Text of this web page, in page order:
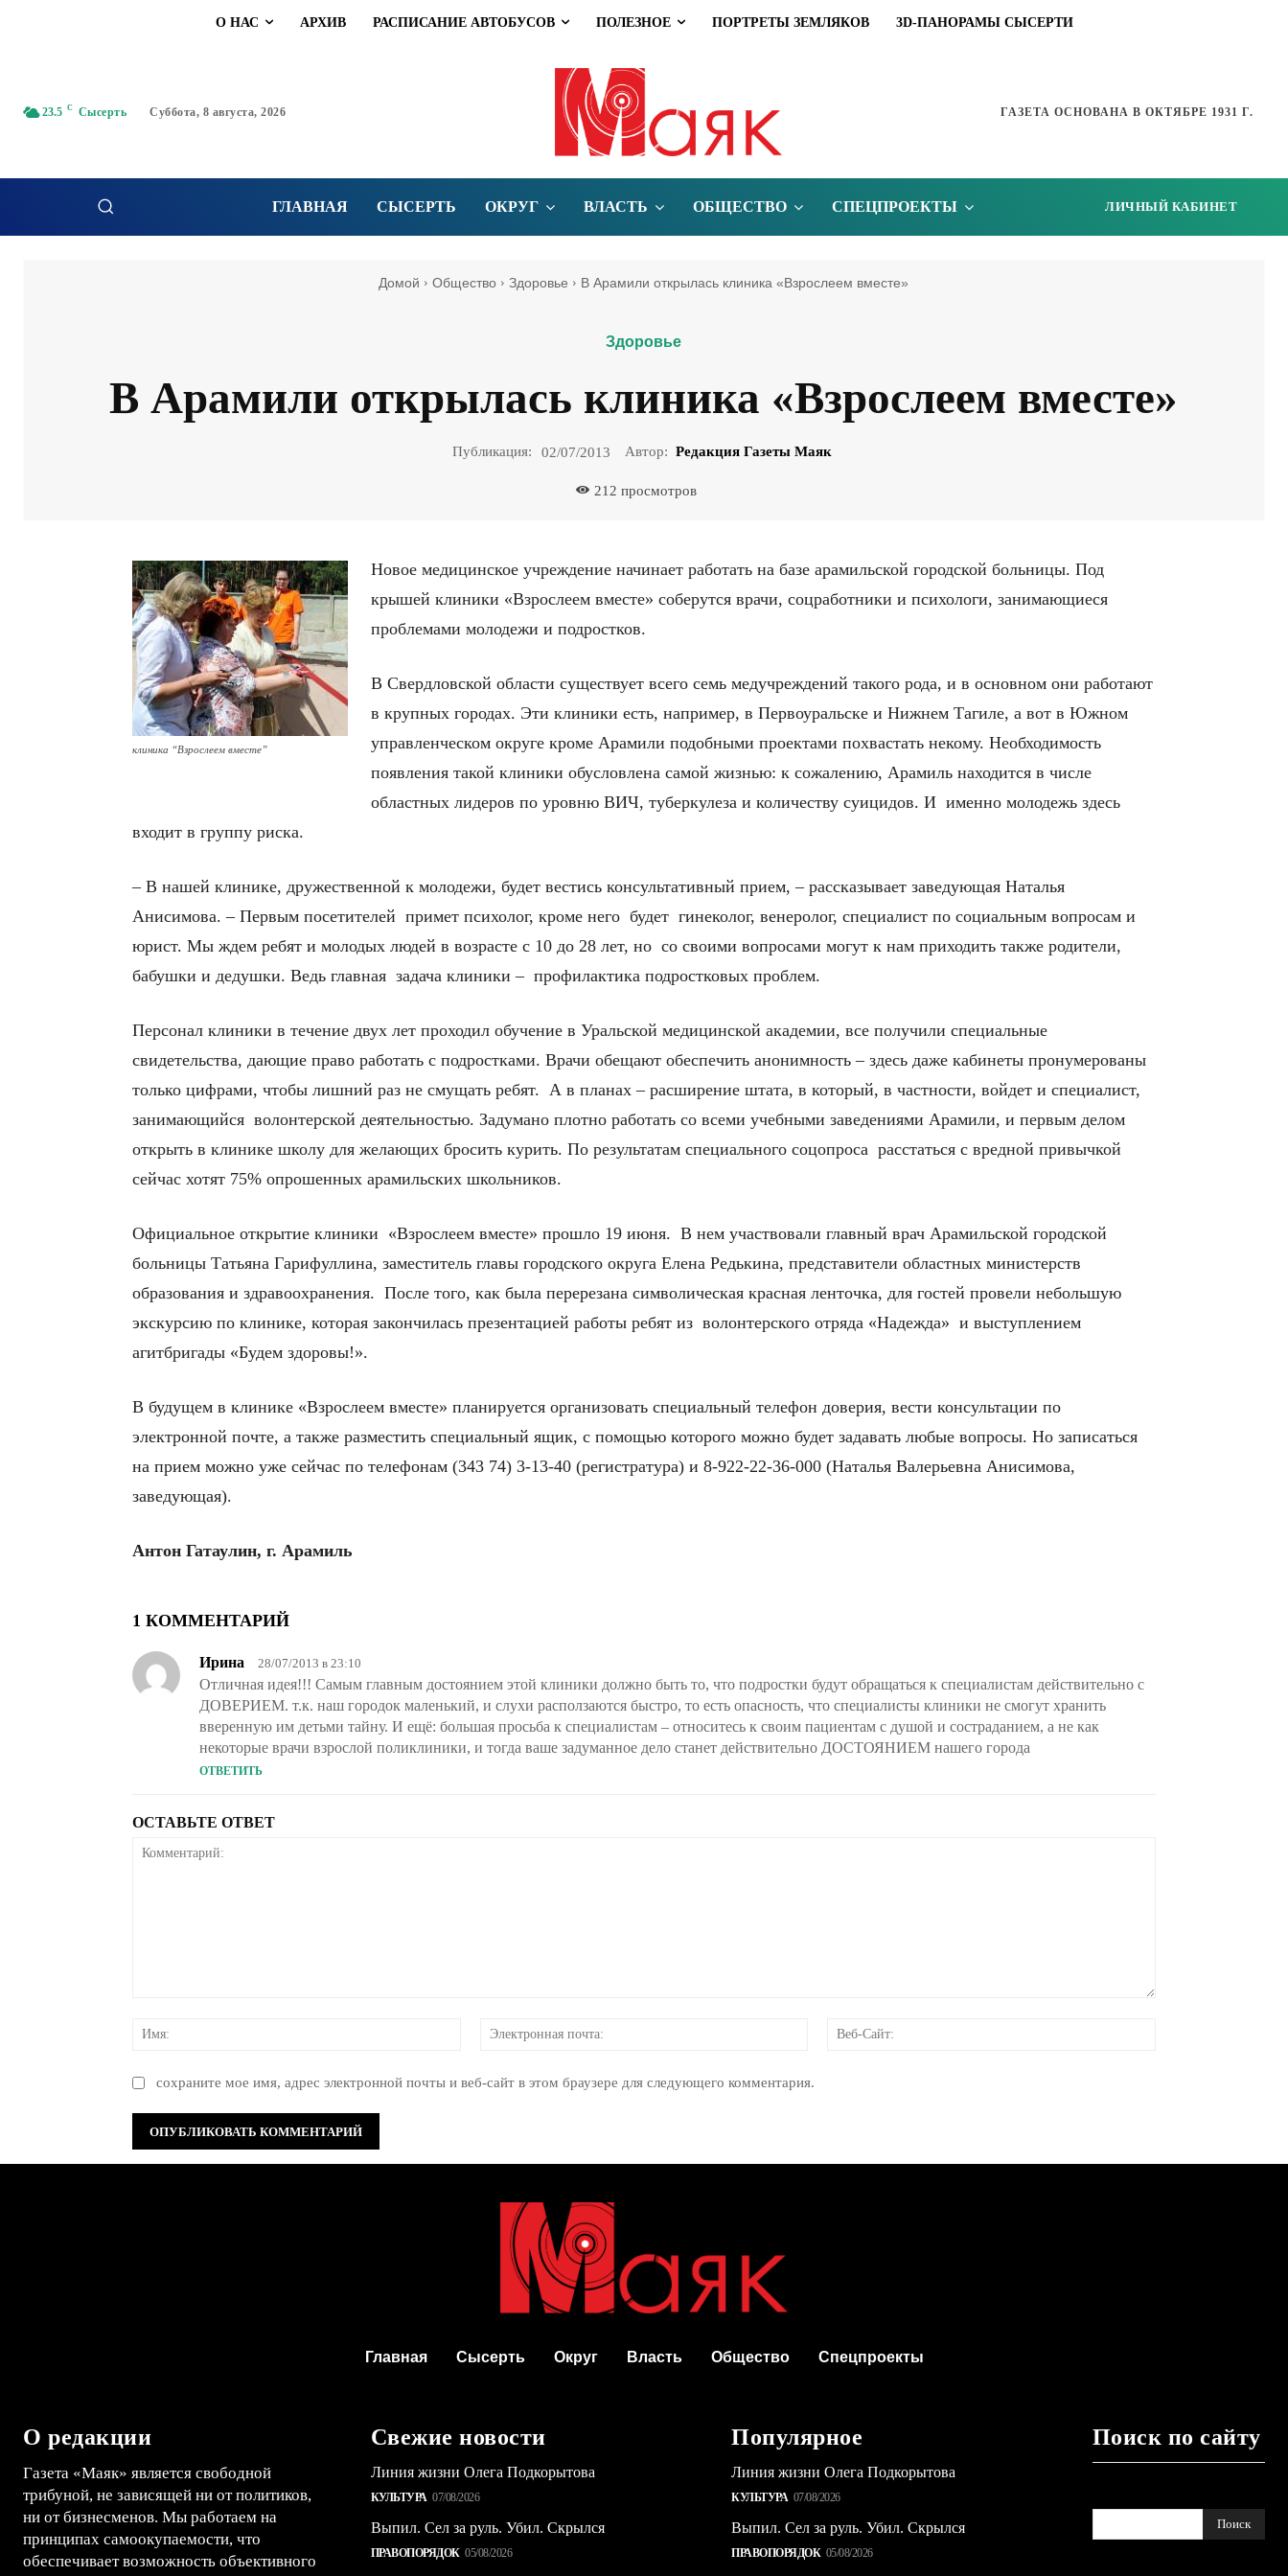
О НАС АРХИВ РАСПИСАНИЕ АВТОБУСОВ ПОЛЕЗНОЕ ПОРТРЕТЫ ЗЕМЛЯКОВ 3D-ПАНОРАМЫ СЫСЕРТИ
23.5 C Сысерть Суббота, 8 августа, 2026 ГАЗЕТА ОСНОВАНА В ОКТЯБРЕ 1931 Г.
ГЛАВНАЯ СЫСЕРТЬ ОКРУГ ВЛАСТЬ ОБЩЕСТВО СПЕЦПРОЕКТЫ ЛИЧНЫЙ КАБИНЕТ
Домой Общество Здоровье В Арамили открылась клиника «Взрослеем вместе»
Здоровье
В Арамили открылась клиника «Взрослеем вместе»
Публикация: 02/07/2013 Автор: Редакция Газеты Маяк
212 просмотров
клиника “Взрослеем вместе”
Новое медицинское учреждение начинает работать на базе арамильской городской больницы. Под
крышей клиники «Взрослеем вместе» соберутся врачи, соцработники и психологи, занимающиеся
проблемами молодежи и подростков.
В Свердловской области существует всего семь медучреждений такого рода, и в основном они работают
в крупных городах. Эти клиники есть, например, в Первоуральске и Нижнем Тагиле, а вот в Южном
управленческом округе кроме Арамили подобными проектами похвастать некому. Необходимость
появления такой клиники обусловлена самой жизнью: к сожалению, Арамиль находится в числе
областных лидеров по уровню ВИЧ, туберкулеза и количеству суицидов. И именно молодежь здесь
входит в группу риска.
– В нашей клинике, дружественной к молодежи, будет вестись консультативный прием, – рассказывает заведующая Наталья
Анисимова. – Первым посетителей примет психолог, кроме него будет гинеколог, венеролог, специалист по социальным вопросам и
юрист. Мы ждем ребят и молодых людей в возрасте с 10 до 28 лет, но со своими вопросами могут к нам приходить также родители,
бабушки и дедушки. Ведь главная задача клиники – профилактика подростковых проблем.
Персонал клиники в течение двух лет проходил обучение в Уральской медицинской академии, все получили специальные
свидетельства, дающие право работать с подростками. Врачи обещают обеспечить анонимность – здесь даже кабинеты пронумерованы
только цифрами, чтобы лишний раз не смущать ребят. А в планах – расширение штата, в который, в частности, войдет и специалист,
занимающийся волонтерской деятельностью. Задумано плотно работать со всеми учебными заведениями Арамили, и первым делом
открыть в клинике школу для желающих бросить курить. По результатам специального соцопроса расстаться с вредной привычкой
сейчас хотят 75% опрошенных арамильских школьников.
Официальное открытие клиники «Взрослеем вместе» прошло 19 июня. В нем участвовали главный врач Арамильской городской
больницы Татьяна Гарифуллина, заместитель главы городского округа Елена Редькина, представители областных министерств
образования и здравоохранения. После того, как была перерезана символическая красная ленточка, для гостей провели небольшую
экскурсию по клинике, которая закончилась презентацией работы ребят из волонтерского отряда «Надежда» и выступлением
агитбригады «Будем здоровы!».
В будущем в клинике «Взрослеем вместе» планируется организовать специальный телефон доверия, вести консультации по
электронной почте, а также разместить специальный ящик, с помощью которого можно будет задавать любые вопросы. Но записаться
на прием можно уже сейчас по телефонам (343 74) 3-13-40 (регистратура) и 8-922-22-36-000 (Наталья Валерьевна Анисимова,
заведующая).
Антон Гатаулин, г. Арамиль
1 КОММЕНТАРИЙ
Ирина 28/07/2013 в 23:10
Отличная идея!!! Самым главным достоянием этой клиники должно быть то, что подростки будут обращаться к специалистам действительно с
ДОВЕРИЕМ. т.к. наш городок маленький, и слухи расползаются быстро, то есть опасность, что специалисты клиники не смогут хранить
вверенную им детьми тайну. И ещё: большая просьба к специалистам – относитесь к своим пациентам с душой и состраданием, а не как
некоторые врачи взрослой поликлиники, и тогда ваше задуманное дело станет действительно ДОСТОЯНИЕМ нашего города
ОТВЕТИТЬ
ОСТАВЬТЕ ОТВЕТ
Имя:
Электронная
сохраните мое имя, адрес электронной почты и веб-сайт в этом браузере для следующего комментария.
Главная Сысерть Округ Власть Общество Спецпроекты
О редакции
Газета «Маяк» является свободной
трибуной, не зависящей ни от политиков,
ни от бизнесменов. Мы работаем на
принципах самоокупаемости, что
обеспечивает возможность объективного
Свежие новости
Линия жизни Олега Подкорытова
КУЛЬТУРА 07/08/2026
Выпил. Сел за руль. Убил. Скрылся
ПРАВОПОРЯДОК 05/08/2026
Популярное
Линия жизни Олега Подкорытова
КУЛЬТУРА 07/08/2026
Выпил. Сел за руль. Убил. Скрылся
ПРАВОПОРЯДОК 05/08/2026
Поиск по сайту
Поиск